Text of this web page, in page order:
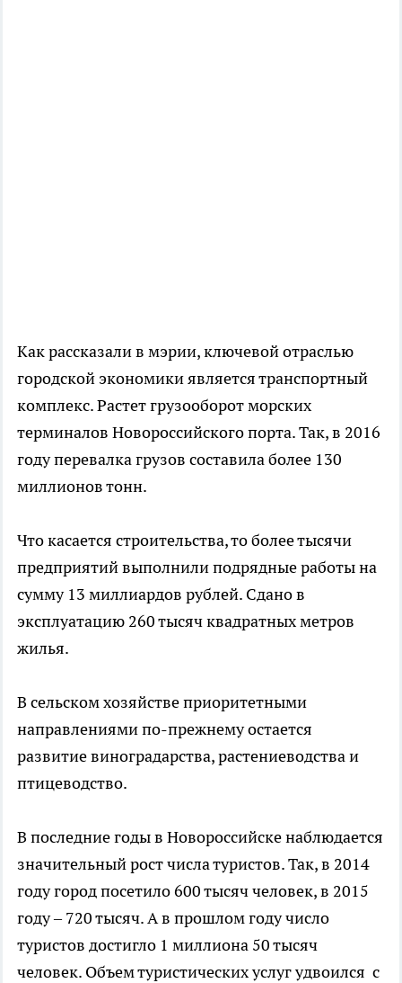
Как рассказали в мэрии, ключевой отраслью
городской экономики является транспортный
комплекс. Растет грузооборот морских
терминалов Новороссийского порта. Так, в 2016
году перевалка грузов составила более 130
миллионов тонн.
Что касается строительства, то более тысячи
предприятий выполнили подрядные работы на
сумму 13 миллиардов рублей. Сдано в
эксплуатацию 260 тысяч квадратных метров
жилья.
В сельском хозяйстве приоритетными
направлениями по-прежнему остается
развитие виноградарства, растениеводства и
птицеводство.
В последние годы в Новороссийске наблюдается
значительный рост числа туристов. Так, в 2014
году город посетило 600 тысяч человек, в 2015
году – 720 тысяч. А в прошлом году число
туристов достигло 1 миллиона 50 тысяч
человек. Объем туристических услуг удвоился с